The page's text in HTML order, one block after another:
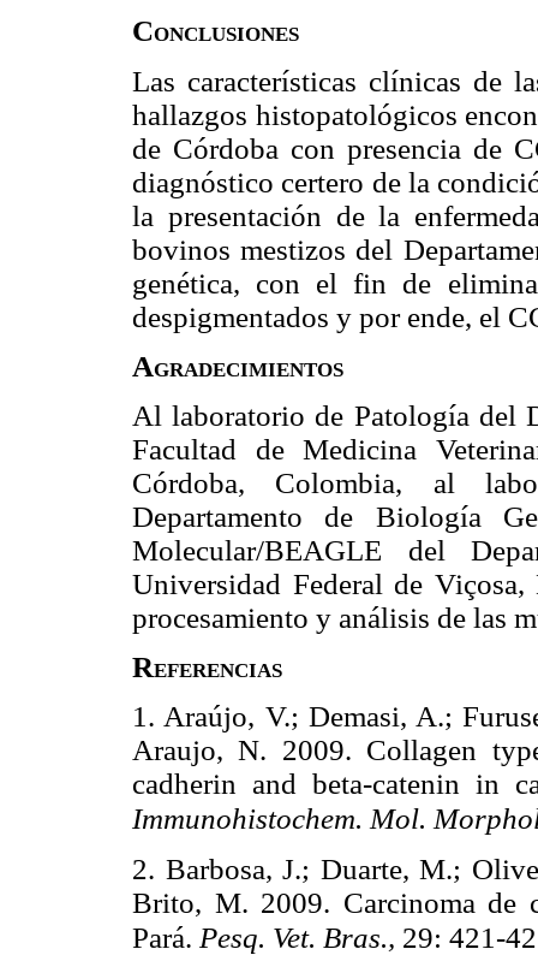
Conclusiones
Las características clínicas de
hallazgos histopatológicos
de Córdoba con presencia de
diagnóstico certero de la
la presentación de la
bovinos mestizos del
genética, con el fin de
despigmentados y por ende, el
Agradecimientos
Al laboratorio de Patología del
Facultad de Medicina
Córdoba, Colombia, al
Departamento de Biología
Molecular/BEAGLE del
Universidad Federal de
procesamiento y análisis de las
Referencias
1. Araújo, V.; Demasi, A.;
Araujo, N. 2009. Collagen
cadherin and beta-catenin in
Immunohistochem. Mol.
2. Barbosa, J.; Duarte, M.;
Brito, M. 2009. Carcinoma de
Pará. Pesq. Vet. Bras., 29: 421-